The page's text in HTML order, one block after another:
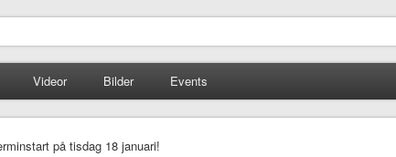
Videor Bilder Events
på tisdag 18 januari!